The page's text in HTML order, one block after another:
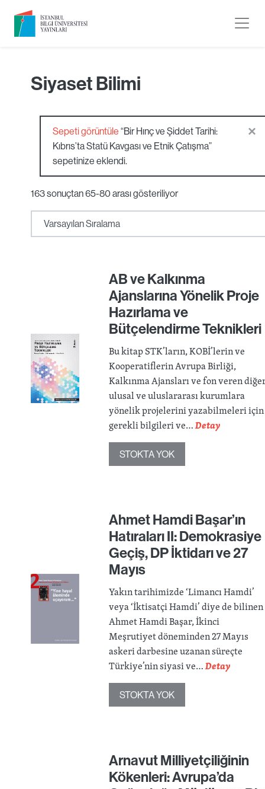
Siyaset Bilimi
Sepeti görüntüle “Bir Hınç ve Şiddet Tarihi:
Kıbrıs’ta Statü Kavgası ve Etnik Çatışma”
sepetinize eklendi.
×
163 sonuçtan 65-80 arası gösteriliyor
AB ve Kalkınma
Ajanslarına Yönelik Proje
Hazırlama ve
Bütçelendirme Teknikleri
Bu kitap STK’ların, KOBİ’lerin ve
Kooperatiflerin Avrupa Birliği,
Kalkınma Ajansları ve fon veren
ulusal ve uluslararası kurumlara
yönelik projelerini yazabilmeleri için
gerekli bilgileri ve…Detay
STOKTA YOK
Ahmet Hamdi Başar’ın
Hatıraları II: Demokrasiye
Geçiş, DP İktidarı ve 27
Mayıs
Yakın tarihimizde ‘Limancı Hamdi’
veya ‘İktisatçi Hamdi’ diye de bilinen
Ahmet Hamdi Başar, İkinci
Meşrutiyet döneminden 27 Mayıs
askeri darbesine uzanan süreçte
Türkiye’nin siyasi ve…Detay
STOKTA YOK
Arnavut Milliyetçiliğinin
Kökenleri: Avrupa’da